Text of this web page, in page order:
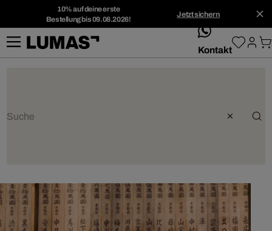
10% auf deine erste
Bestellung bis 09.08.2026!
Jetzt sichern
whatsApp
Kontakt